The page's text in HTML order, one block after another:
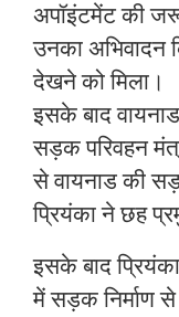
अपॉइंटमेंट की
उनका अभिवादन
देखने को मिला।
इसके बाद
सड़क परिवहन
से वायनाड की
प्रियंका ने छह
इसके बाद
में सड़क निर्माण से